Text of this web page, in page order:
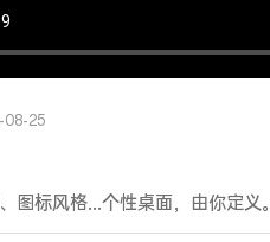
08-25
图标风格...个性桌面，由你定义。